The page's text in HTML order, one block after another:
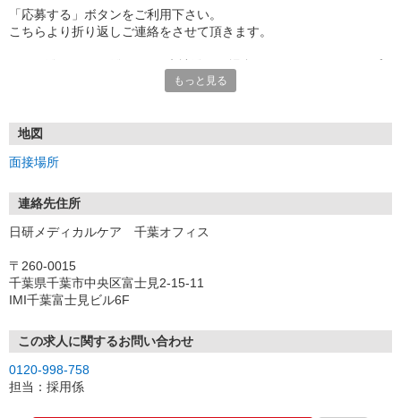
「応募する」ボタンをご利用下さい。
こちらより折り返しご連絡をさせて頂きます。
もっと見る
地図
面接場所
連絡先住所
日研メディカルケア 千葉オフィス
〒260-0015
千葉県千葉市中央区富士見2-15-11
IMI千葉富士見ビル6F
この求人に関するお問い合わせ
0120-998-758
担当：採用係